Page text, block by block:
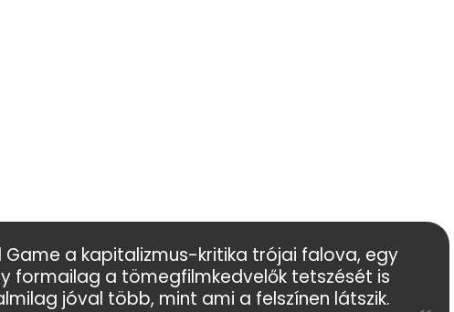
Game a kapitalizmus-kritika trójai falova, egy
formailag a tömegfilmkedvelők tetszését is
jóval több, mint ami a felszínen látszik.